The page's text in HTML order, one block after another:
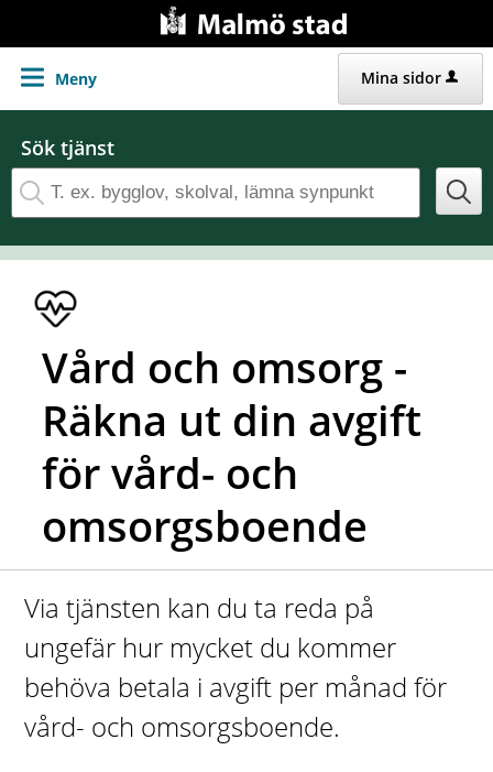
Gå direkt till innehållet
Meny Mina sidor
Sök tjänst
Vård och omsorg -
Räkna ut din avgift
för vård- och
omsorgsboende
Via tjänsten kan du ta reda på
ungefär hur mycket du kommer
behöva betala i avgift per månad för
vård- och omsorgsboende.